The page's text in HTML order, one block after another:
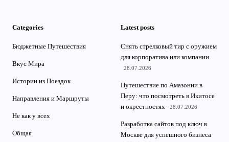
Categories
Бюджетные Путешествия
Вкус Мира
Истории из Поездок
Направления и Маршруты
Не как у всех
Общая
Latest posts
Снять стрелковый тир с оружием
для корпоратива или компании
28.07.2026
Путешествие по Амазонии в
Перу: что посмотреть в Икитосе
и окрестностях
28.07.2026
Разработка сайтов под ключ в
Москве для успешного бизнеса